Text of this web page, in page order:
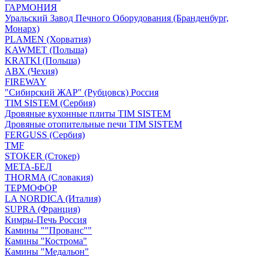
ГАРМОНИЯ
Уральский Завод Печного Оборудования (Бранденбург,
Монарх)
PLAMEN (Хорватия)
KAWMET (Польша)
KRATKI (Польша)
ABX (Чехия)
FIREWAY
"Сибирский ЖАР" (Рубцовск) Россия
TIM SISTEM (Сербия)
Дровяные кухонные плиты TIM SISTEM
Дровяные отопительные печи TIM SISTEM
FERGUSS (Сербия)
TMF
STOKER (Стокер)
МЕТА-БЕЛ
THORMA (Словакия)
ТЕРМОФОР
LA NORDICA (Италия)
SUPRA (Франция)
Кимры-Печь Россия
Камины ""Прованс""
Камины "Кострома"
Камины "Медальон"